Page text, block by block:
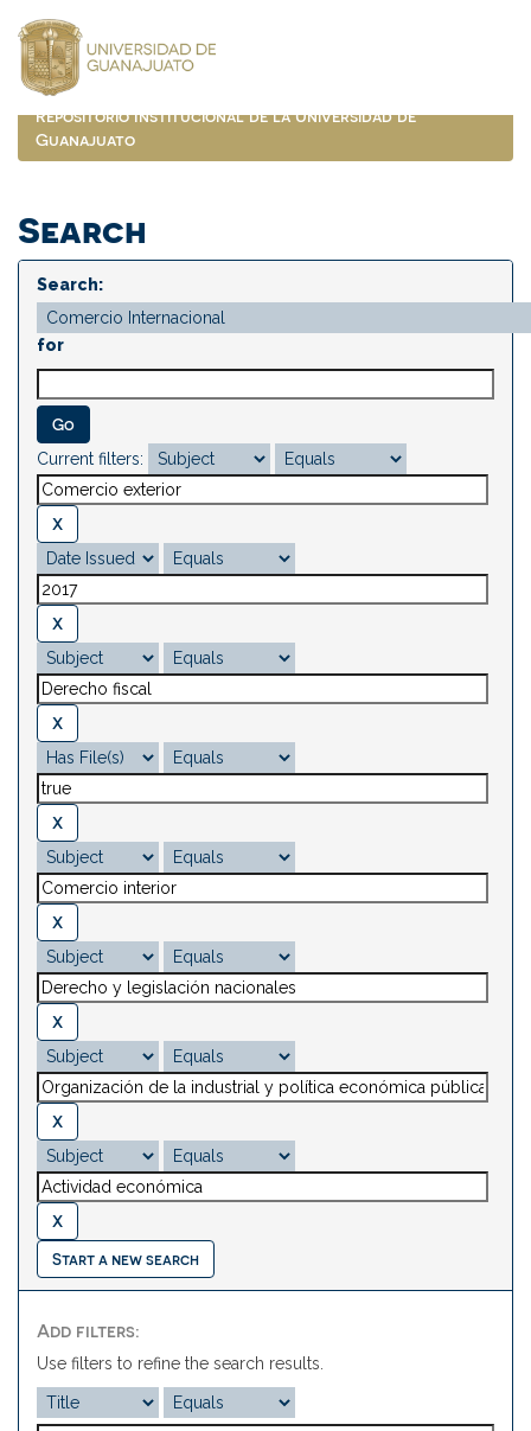
navigation
Repositorio Institucional de la Universidad de
Guanajuato
Search
Search:
for
Current filters:
Start a new search
Add filters:
Use filters to refine the search results.